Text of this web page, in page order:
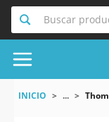
Buscar
INICIO ...